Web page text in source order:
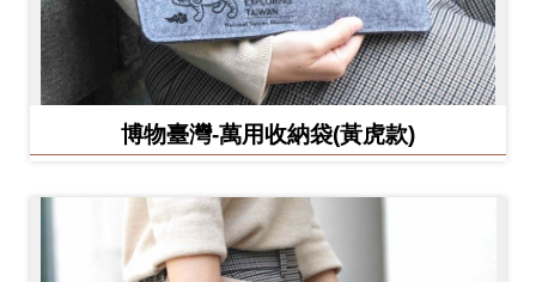
博物臺灣-萬用收納袋(黃虎款)